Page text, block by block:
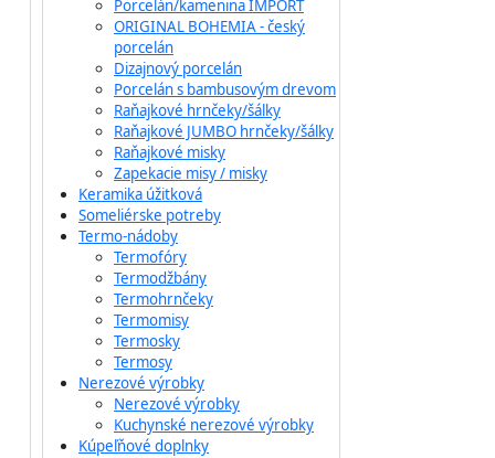
Porcelán/kamenina IMPORT
ORIGINAL BOHEMIA - český
porcelán
Dizajnový porcelán
Porcelán s bambusovým drevom
Raňajkové hrnčeky/šálky
Raňajkové JUMBO hrnčeky/šálky
Raňajkové misky
Zapekacie misy / misky
Keramika úžitková
Someliérske potreby
Termo-nádoby
Termofóry
Termodžbány
Termohrnčeky
Termomisy
Termosky
Termosy
Nerezové výrobky
Nerezové výrobky
Kuchynské nerezové výrobky
Kúpeľňové doplnky